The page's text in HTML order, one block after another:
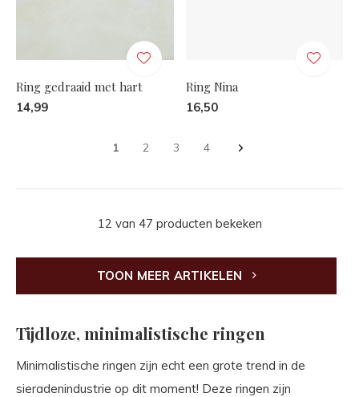
Ring gedraaid met hart
14,99
Ring Nina
16,50
1 2 3 4
12 van 47 producten bekeken
TOON MEER ARTIKELEN
Tijdloze, minimalistische ringen
Minimalistische ringen zijn echt een grote trend in de
sieradenindustrie op dit moment! Deze ringen zijn